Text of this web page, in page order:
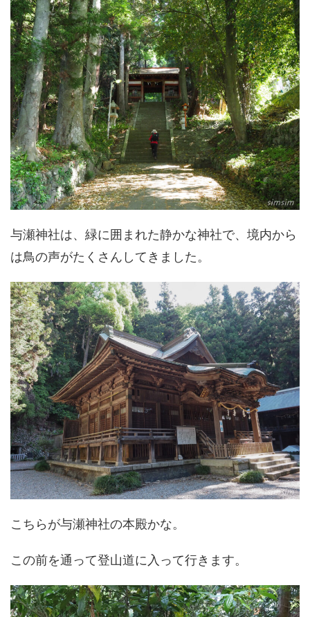
与瀬神社は、緑に囲まれた静かな神社で、境内から
は鳥の声がたくさんしてきました。
こちらが与瀬神社の本殿かな。
この前を通って登山道に入って行きます。